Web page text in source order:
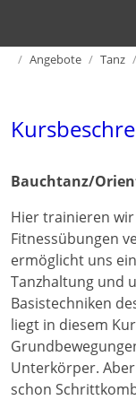
HomeAngebote Tanz
Bauchtanz/
Hier trainieren
Fitnessübungen
ermöglicht uns
Tanzhaltung und
Basistechniken
liegt in diesem
Unterkörper.
schon